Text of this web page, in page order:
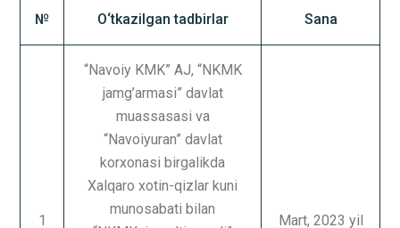
№ O‘tkazilgan tadbirlar Sana
1
“Navoiy KMK” AJ, “NKMK
jamg’armasi” davlat
muassasasi va
“Navoiyuran” davlat
korxonasi birgalikda
Xalqaro xotin-qizlar kuni
munosabati bilan
Mart, 2023 yil